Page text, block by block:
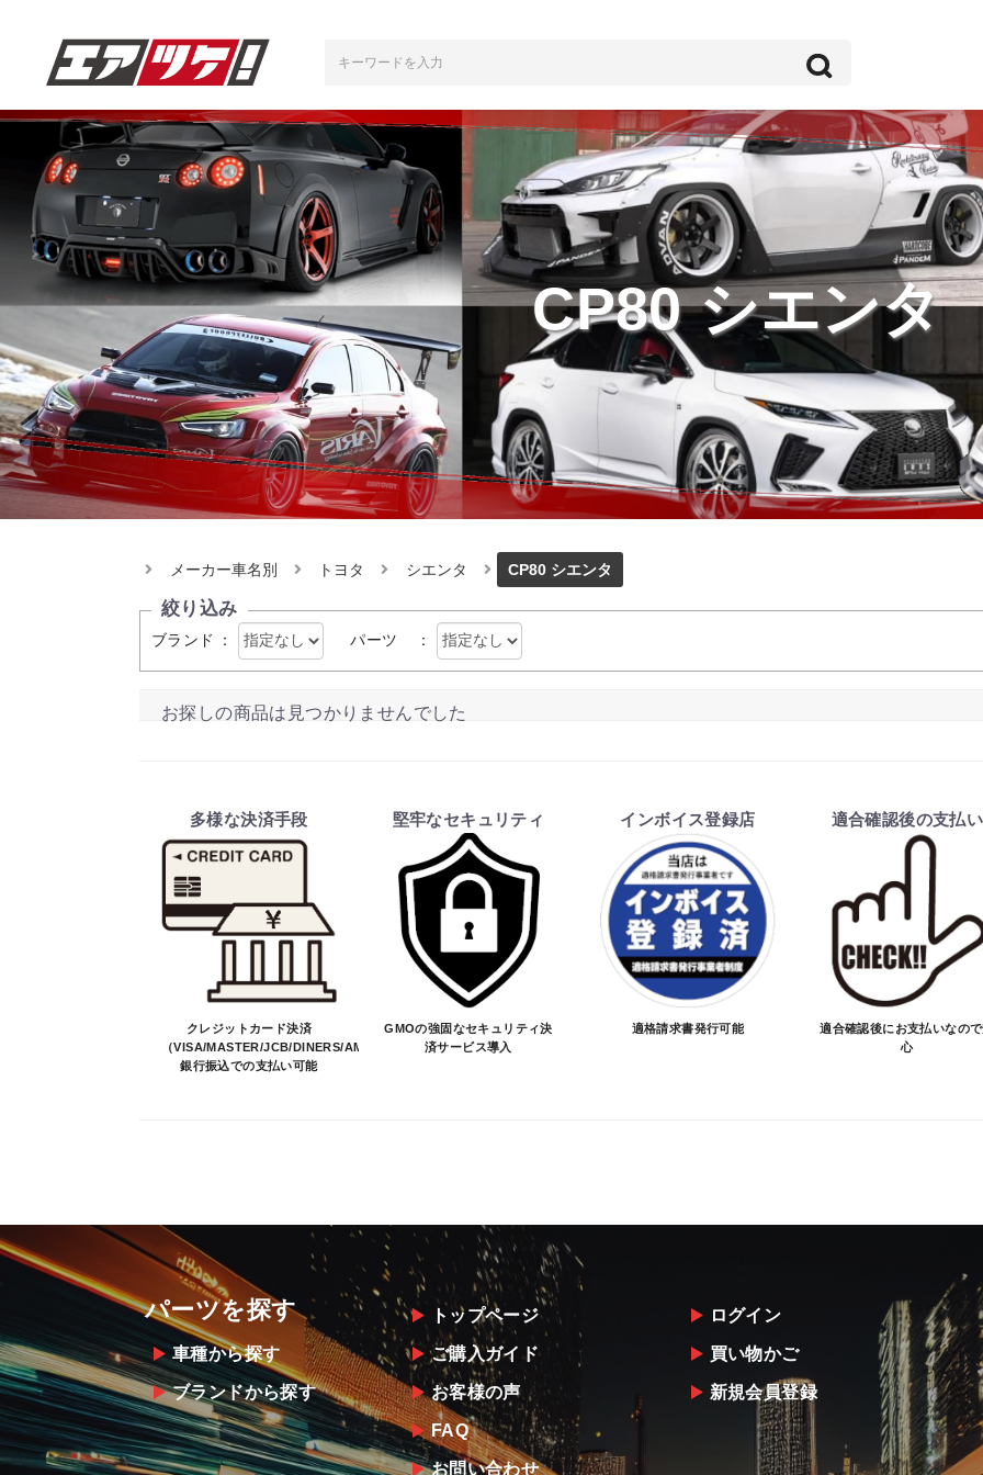
CP80 シエンタ
メーカー車名別 トヨタ シエンタ CP80 シエンタ
絞り込み
ブランド ： パーツ ：
お探しの商品は見つかりませんでした
多様な決済手段
クレジットカード決済
（VISA/MASTER/JCB/DINERS/AMEX）、
銀行振込での支払い可能
堅牢なセキュリティ
GMOの強固なセキュリティ決
済サービス導入
インボイス登録店
適格請求書発行可能
適合確認後の支払い
適合確認後にお支払いなの
心
パーツを探す
車種から探す
ブランドから探す
トップページ
ご購入ガイド
お客様の声
FAQ
お問い合わせ
ログイン
買い物かご
新規会員登録